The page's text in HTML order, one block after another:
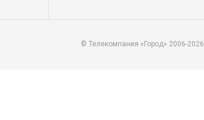
© Телекомпания «Город» 2006-2026